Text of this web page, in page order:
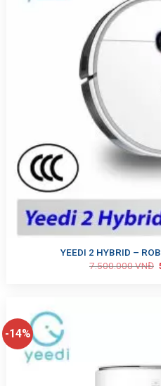
YEEDI 2 HYBRID –
7.500.000VNĐ
-14%